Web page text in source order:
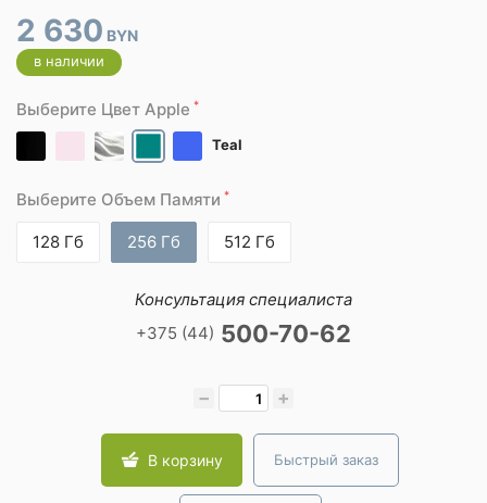
2 630 BYN
в наличии
Выберите Цвет Apple *
Teal
Выберите Объем Памяти *
128 Гб 256 Гб 512 Гб
Консультация специалиста
+375 (44) 500-70-62
− +
В корзину Быстрый заказ